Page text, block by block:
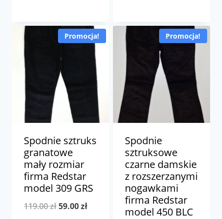
wynosiła:
149.00 zł.
wynosi:
29.00 zł.
179.00 zł.59.00 zł.
Promocja!
Spodnie sztruks
granatowe
mały rozmiar
firma Redstar
model 309 GRS
119.00złPierwotna
59.00złAktualna
Promocja!
Spodnie
sztruksowe
czarne damskie
z rozszerzanymi
nogawkami
firma Redstar
model 450 BLC